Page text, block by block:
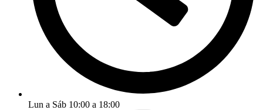
Lun a Sáb 10:00 a 18:00